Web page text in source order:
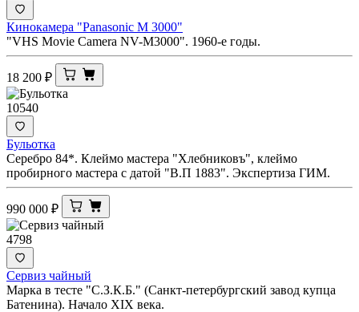
Кинокамера "Panasonic M 3000"
"VHS Movie Camera NV-M3000". 1960-е годы.
18 200 ₽
10540
Бульотка
Серебро 84*. Клеймо мастера "Хлебниковъ", клеймо
пробирного мастера с датой "В.П 1883". Экспертиза ГИМ.
990 000 ₽
4798
Сервиз чайный
Марка в тесте "С.З.К.Б." (Санкт-петербургский завод купца
Батенина). Начало XIX века.